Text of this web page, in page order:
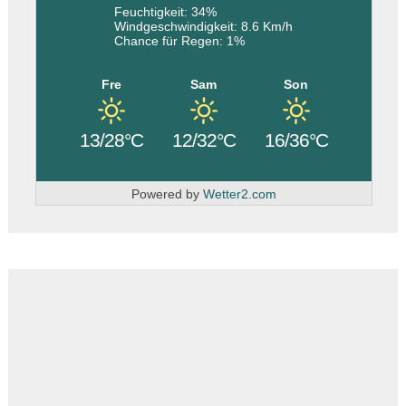
Feuchtigkeit: 34%
Windgeschwindigkeit: 8.6 Km/h
Chance für Regen: 1%
Fre
13/28°C
Sam
12/32°C
Son
16/36°C
Powered by Wetter2.com